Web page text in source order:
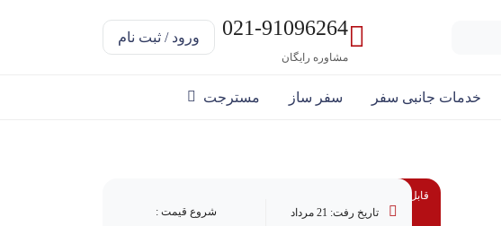
021-91096264
مشاوره رایگان
ورود / ثبت نام
خدمات جانبی سفر سفر ساز مسترجت
قابل پرداخت با وام
تاریخ رفت: 21 مرداد
شروع قیمت :